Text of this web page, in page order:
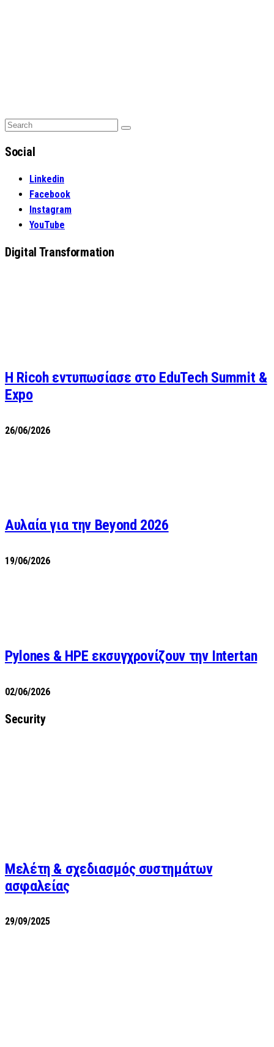
Search
Search
Social
Linkedin
Facebook
Instagram
YouTube
Digital Transformation
Η Ricoh εντυπωσίασε στο EduTech Summit &
Expo
26/06/2026
Αυλαία για την Beyond 2026
19/06/2026
Pylones & HPE εκσυγχρονίζουν την Intertan
02/06/2026
Security
Μελέτη & σχεδιασμός συστημάτων
ασφαλείας
29/09/2025